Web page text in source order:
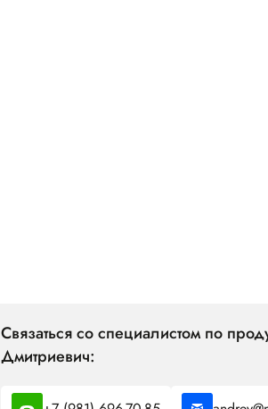
Связаться со специалистом по
Дмитриевич: